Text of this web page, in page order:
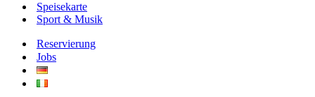
Speisekarte
Sport & Musik
Reservierung
Jobs